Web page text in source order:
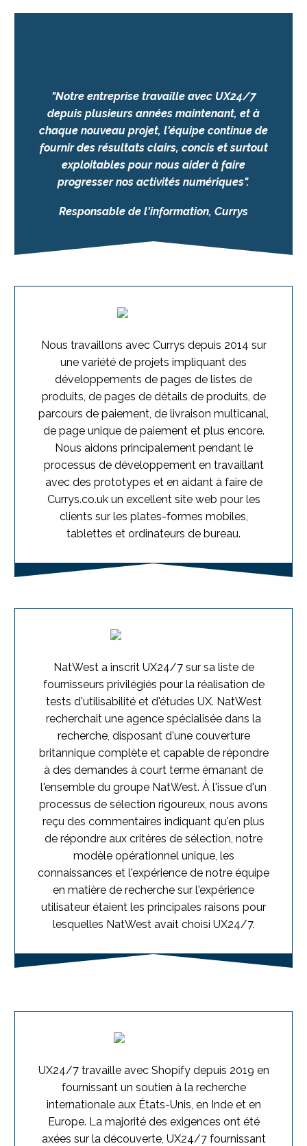
"Notre entreprise travaille avec UX24/7
depuis plusieurs années maintenant, et à
chaque nouveau projet, l'équipe continue de
fournir des résultats clairs, concis et surtout
exploitables pour nous aider à faire
progresser nos activités numériques".
Responsable de l'information, Currys
Nous travaillons avec Currys depuis 2014 sur
une variété de projets impliquant des
développements de pages de listes de
produits, de pages de détails de produits, de
parcours de paiement, de livraison multicanal,
de page unique de paiement et plus encore.
Nous aidons principalement pendant le
processus de développement en travaillant
avec des prototypes et en aidant à faire de
Currys.co.uk un excellent site web pour les
clients sur les plates-formes mobiles,
tablettes et ordinateurs de bureau.
NatWest a inscrit UX24/7 sur sa liste de
fournisseurs privilégiés pour la réalisation de
tests d'utilisabilité et d'études UX. NatWest
recherchait une agence spécialisée dans la
recherche, disposant d'une couverture
britannique complète et capable de répondre
à des demandes à court terme émanant de
l'ensemble du groupe NatWest. À l'issue d'un
processus de sélection rigoureux, nous avons
reçu des commentaires indiquant qu'en plus
de répondre aux critères de sélection, notre
modèle opérationnel unique, les
connaissances et l'expérience de notre équipe
en matière de recherche sur l'expérience
utilisateur étaient les principales raisons pour
lesquelles NatWest avait choisi UX24/7.
UX24/7 travaille avec Shopify depuis 2019 en
fournissant un soutien à la recherche
internationale aux États-Unis, en Inde et en
Europe. La majorité des exigences ont été
axées sur la découverte, UX24/7 fournissant